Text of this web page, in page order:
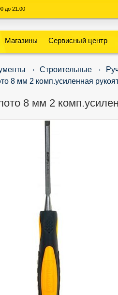
до 21:00
Магазины Сервисный центр
Строительные
8 мм 2 комп.усиленная
8 мм 2